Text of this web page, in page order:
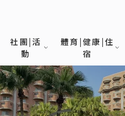
社團|活
動
體育|健康|住
宿